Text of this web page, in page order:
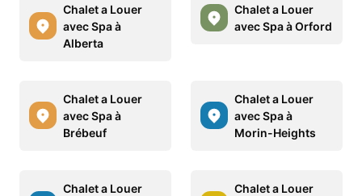
Chalet a Louer
avec Spa à
Alberta
Chalet a Louer
avec Spa à Orford
Chalet a Louer
avec Spa à
Brébeuf
Chalet a Louer
avec Spa à
Morin-Heights
Chalet a Louer
Chalet a Louer